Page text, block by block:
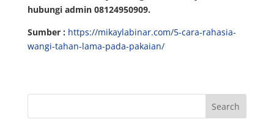
hubungi admin 08124950909.
Sumber : https://mikaylabinar.com/5-cara-rahasia-
wangi-tahan-lama-pada-pakaian/
Search